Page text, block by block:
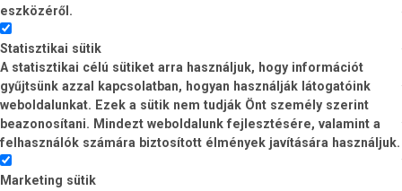
eszközéről.
Statisztikai sütik
A statisztikai célú sütiket arra használjuk, hogy információt
gyűjtsünk azzal kapcsolatban, hogyan használják látogatóink
weboldalunkat. Ezek a sütik nem tudják Önt személy szerint
beazonosítani. Mindezt weboldalunk fejlesztésére, valamint a
felhasználók számára biztosított élmények javítására használjuk.
Marketing sütik